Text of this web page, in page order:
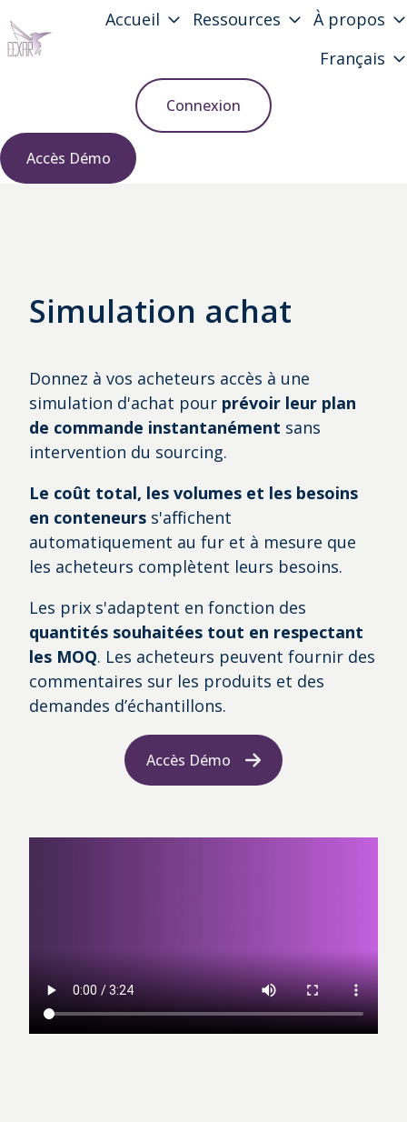
e
d
Accueil Ressources
À propos
Français
Connexion
Accès Démo
Simulation achat
Donnez à vos acheteurs accès à une
simulation d'achat pour prévoir leur plan
de commande instantanément sans
intervention du sourcing.
Le coût total, les volumes et les besoins
en conteneurs s'affichent
automatiquement au fur et à mesure que
les acheteurs complètent leurs besoins.
Les prix s'adaptent en fonction des
quantités souhaitées tout en respectant
les MOQ. Les acheteurs peuvent fournir des
commentaires sur les produits et des
demandes d’échantillons.
Accès Démo